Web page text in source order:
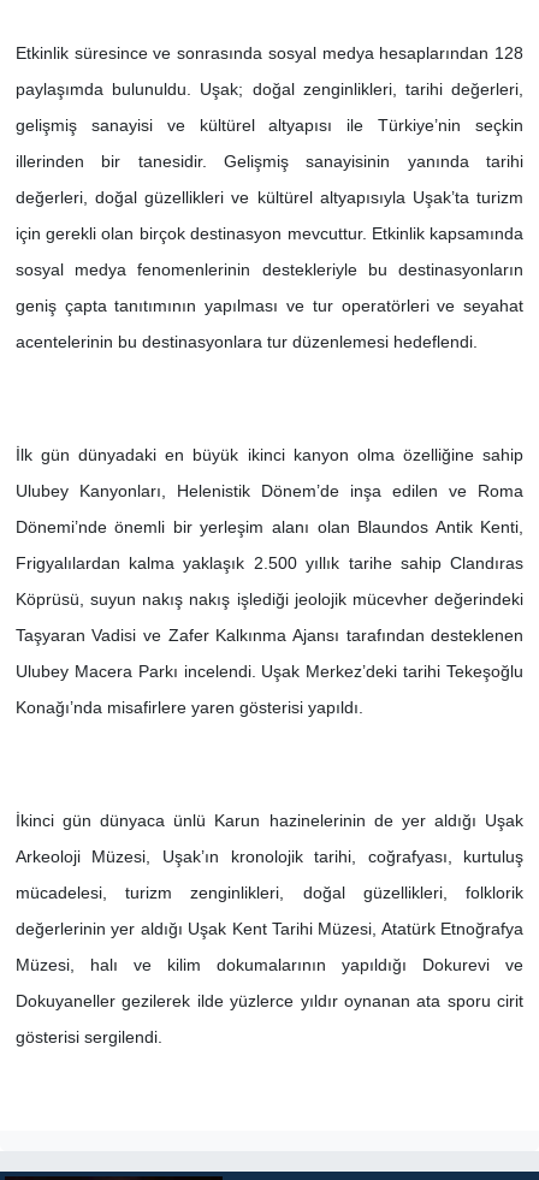
Etkinlik süresince ve sonrasında sosyal medya hesaplarından 128
paylaşımda bulunuldu. Uşak; doğal zenginlikleri, tarihi değerleri,
gelişmiş sanayisi ve kültürel altyapısı ile Türkiye’nin seçkin
illerinden bir tanesidir. Gelişmiş sanayisinin yanında tarihi
değerleri, doğal güzellikleri ve kültürel altyapısıyla Uşak’ta turizm
için gerekli olan birçok destinasyon mevcuttur. Etkinlik kapsamında
sosyal medya fenomenlerinin destekleriyle bu destinasyonların
geniş çapta tanıtımının yapılması ve tur operatörleri ve seyahat
acentelerinin bu destinasyonlara tur düzenlemesi hedeflendi.
İlk gün dünyadaki en büyük ikinci kanyon olma özelliğine sahip
Ulubey Kanyonları, Helenistik Dönem’de inşa edilen ve Roma
Dönemi’nde önemli bir yerleşim alanı olan Blaundos Antik Kenti,
Frigyalılardan kalma yaklaşık 2.500 yıllık tarihe sahip Clandıras
Köprüsü, suyun nakış nakış işlediği jeolojik mücevher değerindeki
Taşyaran Vadisi ve Zafer Kalkınma Ajansı tarafından desteklenen
Ulubey Macera Parkı incelendi. Uşak Merkez’deki tarihi Tekeşoğlu
Konağı’nda misafirlere yaren gösterisi yapıldı.
İkinci gün dünyaca ünlü Karun hazinelerinin de yer aldığı Uşak
Arkeoloji Müzesi, Uşak’ın kronolojik tarihi, coğrafyası, kurtuluş
mücadelesi, turizm zenginlikleri, doğal güzellikleri, folklorik
değerlerinin yer aldığı Uşak Kent Tarihi Müzesi, Atatürk Etnoğrafya
Müzesi, halı ve kilim dokumalarının yapıldığı Dokurevi ve
Dokuyaneller gezilerek ilde yüzlerce yıldır oynanan ata sporu cirit
gösterisi sergilendi.